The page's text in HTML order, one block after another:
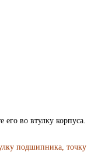
во втулку корпуса.
подшипника, точку